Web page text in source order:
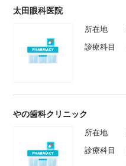
太田眼科医院
所在地
診療科目
やの歯科クリニック
所在地
診療科目